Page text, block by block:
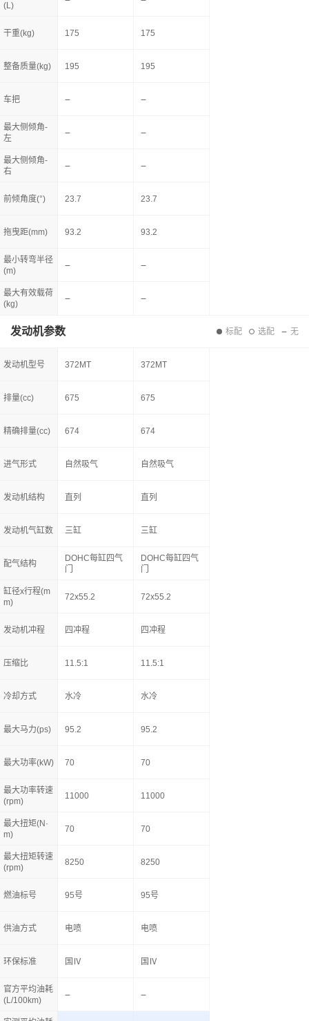
(L)
干重(kg)
整备质量(kg)
车把
最大侧倾角-
左
最大侧倾角-
右
前倾角度(°)
拖曳距(mm)
最小转弯半径
(m)
最大有效载荷
(kg)
发动机参数 标配 选配 无
发动机型号
排量(cc)
精确排量(cc)
进气形式
发动机结构
发动机气缸数
配气结构
缸径x行程(m
m)
发动机冲程
压缩比
冷却方式
最大马力(ps)
最大功率(kW)
最大功率转速
(rpm)
最大扭矩(N·
m)
最大扭矩转速
(rpm)
燃油标号
供油方式
环保标准
官方平均油耗
(L/100km)
175 175
195 195
23.7 23.7
93.2 93.2
372MT 372MT
675 675
674 674
自然吸气 自然吸气
直列 直列
三缸 三缸
DOHC每缸四气
门
DOHC每缸四气
门
72x55.2 72x55.2
四冲程 四冲程
11.5:1 11.5:1
水冷 水冷
95.2 95.2
70 70
11000 11000
70 70
8250 8250
95号 95号
电喷 电喷
国Ⅳ 国Ⅳ